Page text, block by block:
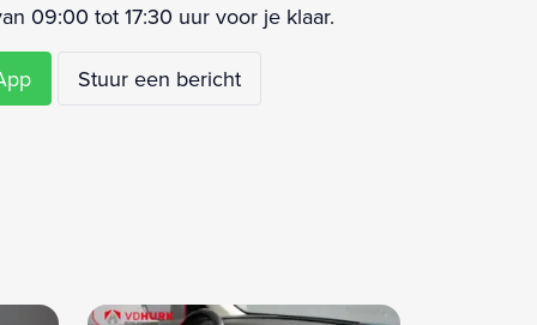
leder
verwarmd
09:00 tot 17:30 uur voor je klaar.
Stuur een bericht